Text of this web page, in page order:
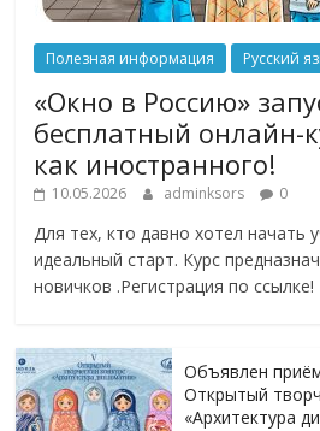
Полезная информация Русский
«Окно в Россию»
бесплатный онлайн-
как иностранного!
10.05.2026 adminksors 0
Для тех, кто давно хотел начать
идеальный старт. Курс
новичков .Регистрация по ссылке!
Объявлен
Открытый
«Архитектура